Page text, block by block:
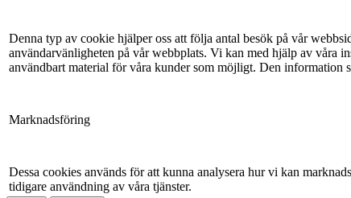
Denna typ av cookie hjälper oss att följa antal besök på vår
användarvänligheten på vår webbplats. Vi kan med hjälp av våra
användbart material för våra kunder som möjligt. Den information
Marknadsföring
Dessa cookies används för att kunna analysera hur vi kan
tidigare användning av våra tjänster.